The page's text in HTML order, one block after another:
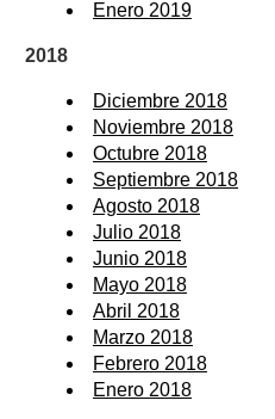
Enero 2019
2018
Diciembre 2018
Noviembre 2018
Octubre 2018
Septiembre 2018
Agosto 2018
Julio 2018
Junio 2018
Mayo 2018
Abril 2018
Marzo 2018
Febrero 2018
Enero 2018